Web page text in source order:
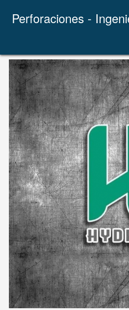
Perforaciones -